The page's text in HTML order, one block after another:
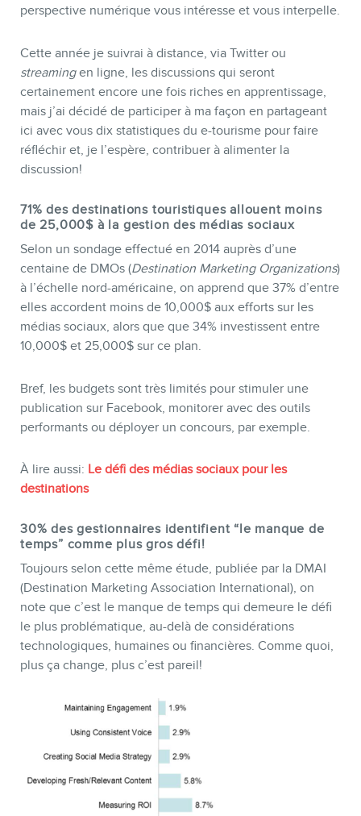
BOUTIQUE
CONTACT
perspective numérique vous intéresse et vous interpelle.
Cette année je suivrai à distance, via Twitter ou
streamingen ligne, les discussions qui seront
certainement encore une fois riches en apprentissage,
mais j’ai décidé de participer à ma façon en partageant
ici avec vous dix statistiques du e-tourisme pour faire
réfléchir et, je l’espère, contribuer à alimenter la
discussion!
71% des destinations touristiques allouent moins
de 25,000$ à la gestion des médias sociaux
Selon un sondage effectué en 2014 auprès d’une
centaine de DMOs (Destination Marketing Organizations)
à l’échelle nord-américaine, on apprend que 37% d’entre
elles accordent moins de 10,000$ aux efforts sur les
médias sociaux, alors que que 34% investissent entre
10,000$ et 25,000$ sur ce plan.
Bref, les budgets sont très limités pour stimuler une
publication sur Facebook, monitorer avec des outils
performants ou déployer un concours, par exemple.
À lire aussi: Le défi des médias sociaux pour les
destinations
30% des gestionnaires identifient “le manque de
temps” comme plus gros défi!
Toujours selon cette même étude, publiée par la DMAI
(Destination Marketing Association International), on
note que c’est le manque de temps qui demeure le défi
le plus problématique, au-delà de considérations
technologiques, humaines ou financières. Comme quoi,
plus ça change, plus c’est pareil!